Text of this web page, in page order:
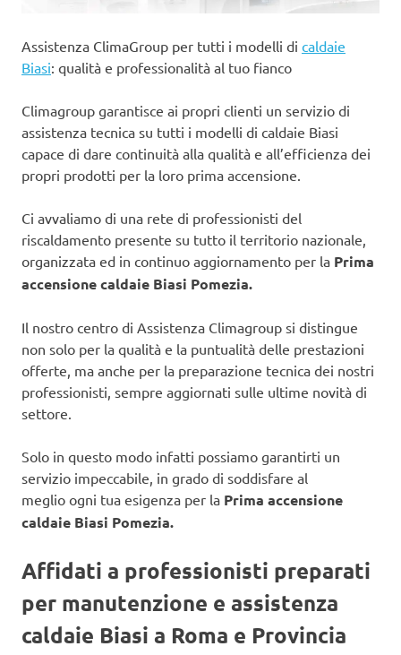
Assistenza ClimaGroup per tutti i modelli di caldaie
Biasi: qualità e professionalità al tuo fianco
Climagroup garantisce ai propri clienti un servizio di
assistenza tecnica su tutti i modelli di caldaie Biasi
capace di dare continuità alla qualità e all’efficienza dei
propri prodotti per la loro prima accensione.
Ci avvaliamo di una rete di professionisti del
riscaldamento presente su tutto il territorio nazionale,
organizzata ed in continuo aggiornamento per la Prima
accensione caldaie Biasi Pomezia.
Il nostro centro di Assistenza Climagroup si distingue
non solo per la qualità e la puntualità delle prestazioni
offerte, ma anche per la preparazione tecnica dei nostri
professionisti, sempre aggiornati sulle ultime novità di
settore.
Solo in questo modo infatti possiamo garantirti un
servizio impeccabile, in grado di soddisfare al
meglio ogni tua esigenza per la Prima accensione
caldaie Biasi Pomezia.
Affidati a professionisti preparati
per manutenzione e assistenza
caldaie Biasi a Roma e Provincia